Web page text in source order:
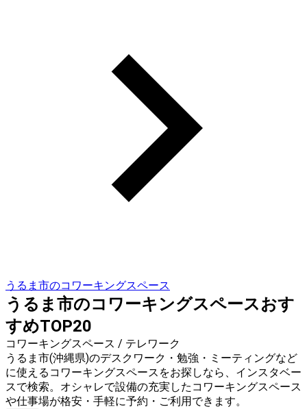
うるま市のコワーキングスペース
うるま市のコワーキングスペースおす
すめTOP20
コワーキングスペース / テレワーク
うるま市(沖縄県)のデスクワーク・勉強・ミーティングなど
に使えるコワーキングスペースをお探しなら、インスタベー
スで検索。オシャレで設備の充実したコワーキングスペース
や仕事場が格安・手軽に予約・ご利用できます。